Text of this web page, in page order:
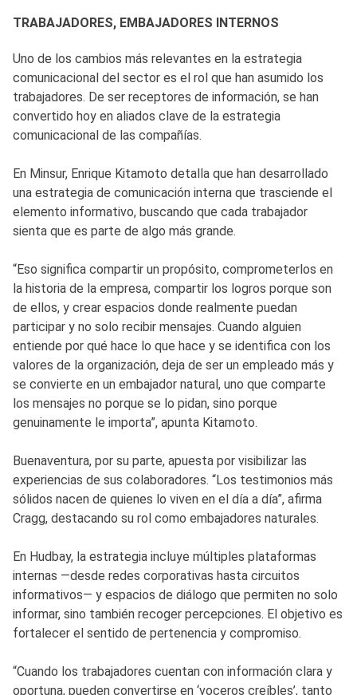
TRABAJADORES, EMBAJADORES INTERNOS
Uno de los cambios más relevantes en la estrategia
comunicacional del sector es el rol que han asumido los
trabajadores. De ser receptores de información, se han
convertido hoy en aliados clave de la estrategia
comunicacional de las compañías.
En Minsur, Enrique Kitamoto detalla que han desarrollado
una estrategia de comunicación interna que trasciende el
elemento informativo, buscando que cada trabajador
sienta que es parte de algo más grande.
“Eso significa compartir un propósito, comprometerlos en
la historia de la empresa, compartir los logros porque son
de ellos, y crear espacios donde realmente puedan
participar y no solo recibir mensajes. Cuando alguien
entiende por qué hace lo que hace y se identifica con los
valores de la organización, deja de ser un empleado más y
se convierte en un embajador natural, uno que comparte
los mensajes no porque se lo pidan, sino porque
genuinamente le importa”, apunta Kitamoto.
Buenaventura, por su parte, apuesta por visibilizar las
experiencias de sus colaboradores. “Los testimonios más
sólidos nacen de quienes lo viven en el día a día”, afirma
Cragg, destacando su rol como embajadores naturales.
En Hudbay, la estrategia incluye múltiples plataformas
internas —desde redes corporativas hasta circuitos
informativos— y espacios de diálogo que permiten no solo
informar, sino también recoger percepciones. El objetivo es
fortalecer el sentido de pertenencia y compromiso.
“Cuando los trabajadores cuentan con información clara y
oportuna, pueden convertirse en ‘voceros creíbles’, tanto